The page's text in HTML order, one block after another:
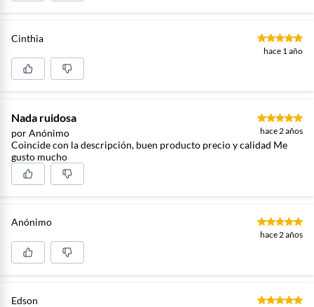
Cinthia
hace 1 año
Nada ruidosa
por Anónimo hace 2 años
Coincide con la descripción, buen producto precio y calidad Me
gusto mucho
Anónimo
hace 2 años
Edson